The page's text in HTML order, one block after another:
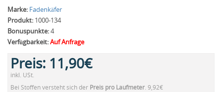
Marke: Fadenkäfer
Produkt: 1000-134
Bonuspunkte:4
Verfügbarkeit:Auf Anfrage
Preis: 11,90€
inkl. USt.
Bei Stoffen versteht sich der Preis pro Laufmeter. 9,92€